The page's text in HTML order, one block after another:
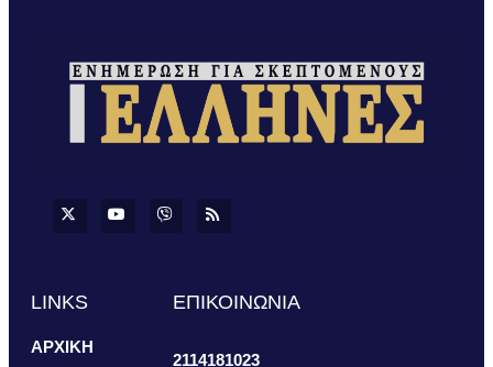
LINKS
ΑΡΧΙΚΗ
ΕΠΙΚΟΙΝΩΝΙΑ
2114181023